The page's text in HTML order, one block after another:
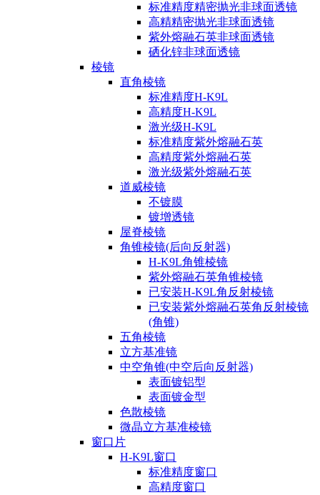
标准精度精密抛光非球面透镜
高精精密抛光非球面透镜
紫外熔融石英非球面透镜
硒化锌非球面透镜
棱镜
直角棱镜
标准精度H-K9L
高精度H-K9L
激光级H-K9L
标准精度紫外熔融石英
高精度紫外熔融石英
激光级紫外熔融石英
道威棱镜
不镀膜
镀增透镜
屋脊棱镜
角锥棱镜(后向反射器)
H-K9L角锥棱镜
紫外熔融石英角锥棱镜
已安装H-K9L角反射棱镜
已安装紫外熔融石英角反射棱镜
(角锥)
五角棱镜
立方基准镜
中空角锥(中空后向反射器)
表面镀铝型
表面镀金型
色散棱镜
微晶立方基准棱镜
窗口片
H-K9L窗口
标准精度窗口
高精度窗口